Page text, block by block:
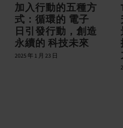
加入行動的五種方
式：循環的 電子
日引發行動，創造
永續的 科技未來
2025 年 1 月 23 日